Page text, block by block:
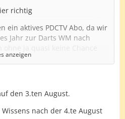
richtig
ein aktives PDCTV Abo, da wir
Jahr zur Darts WM nach
keinerlei Infos bezüglich
Erlaubnis für E-Mails
anzeigen
den 3.ten August.
nach der 4.te August